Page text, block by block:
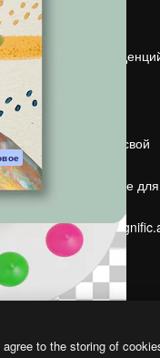
Поиск
Продайте свой
Помещение для
Ищете
to the storing of